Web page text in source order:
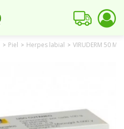
> Piel > Herpes labial > VIRUDERM 50